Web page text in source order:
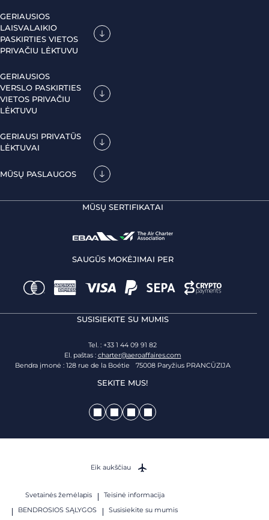
GERIAUSIOS
LAISVALAIKIO
PASKIRTIES VIETOS
PRIVAČIU LĖKTUVU
GERIAUSIOS
VERSLO PASKIRTIES
VIETOS PRIVAČIU
LĖKTUVU
GERIAUSI PRIVATŪS
LĖKTUVAI
MŪSŲ PASLAUGOS
MŪSŲ SERTIFIKATAI
SAUGŪS MOKĖJIMAI PER
SUSISIEKITE SU MUMIS
Tel. : +33 1 44 09 91 82
El. paštas : charter@aeroaffaires.com
Bendra įmonė : 128 rue de la Boétie 75008 Paryžius PRANCŪZIJA
SEKITE MUS!
Svetainės žemėlapis
Teisinė informacija
BENDROSIOS SĄLYGOS
Susisiekite su mumis
Eik aukščiau